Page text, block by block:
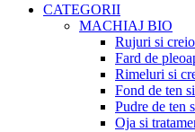
CATEGORII
MACHIAJ BIO
Rujuri si
Fard de
Rimeluri si
Fond de ten
Pudre de ten
Oja si